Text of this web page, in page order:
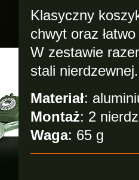
Klasyczny
chwyt oraz
W zestawie
stali nierdzewnej.
Materiał:
Montaż: 2
Waga: 65 g